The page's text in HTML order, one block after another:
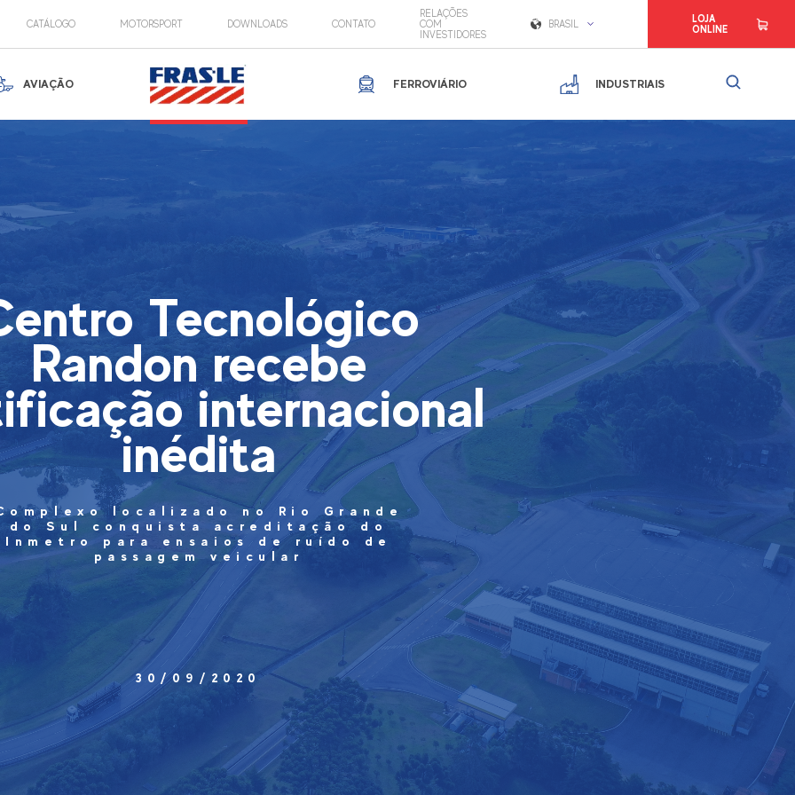
CATÁLOGO MOTORSPORT DOWNLOADS CONTATO
RELAÇÕES
COM
INVESTIDORES
BRASIL
LOJA
ONLINE
AVIAÇÃO FERROVIÁRIO INDUSTRIAIS
Tecnológico
Randon recebe
internacional
inédita
localizado no Rio Grande
do Sul conquista acreditação do
Inmetro para ensaios de ruído de
passagem veicular
30/09/2020